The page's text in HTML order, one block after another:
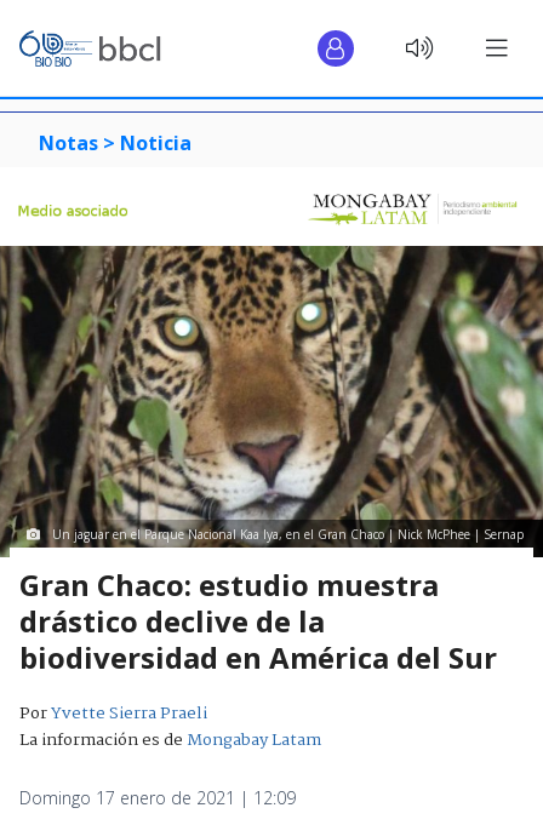
Notas > Noticia
Un jaguar en el Parque Nacional Kaa Iya, en el Gran Chaco | Nick McPhee | Sernap
Gran Chaco: estudio muestra
drástico declive de la
biodiversidad en América del Sur
PorYvette Sierra Praeli
La información es deMongabay Latam
Domingo 17 enero de 2021 | 12:09